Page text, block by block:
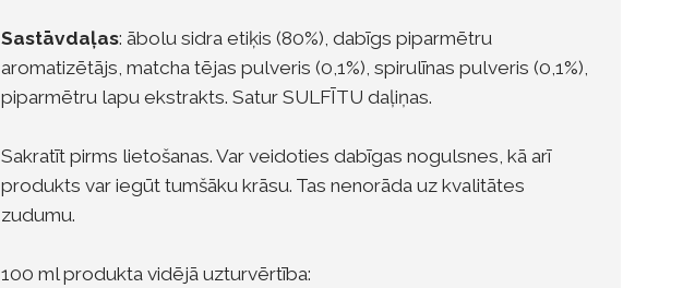
Sastāvdaļas: ābolu sidra etiķis (80%), dabīgs piparmētru
aromatizētājs, matcha tējas pulveris (0,1%), spirulīnas pulveris (0,1%),
piparmētru lapu ekstrakts. Satur SULFĪTU daļiņas.
Sakratīt pirms lietošanas. Var veidoties dabīgas nogulsnes, kā arī
produkts var iegūt tumšāku krāsu. Tas nenorāda uz kvalitātes
zudumu.
100 ml produkta vidējā uzturvērtība: